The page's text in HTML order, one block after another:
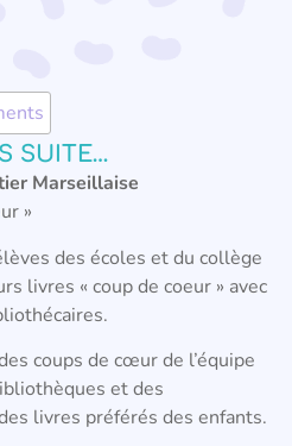
SUITE…
Marseillaise
»
des écoles et du collège
livres « coup de coeur » avec
coups de cœur de l’équipe
et des
livres préférés des enfants.